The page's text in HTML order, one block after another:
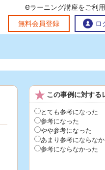
おすすめする理由
官民連携講座
お問い合わせ
eラーニング講座を探す
連携交流ひろば
地方創生交流掲示板
地方創生に役立つコンテンツ集
eラーニング講座をご利
無料会員登録 ロ
この事例に対する
とても参考になった
参考になった
やや参考になった
あまり参考にならな
参考にならなかった